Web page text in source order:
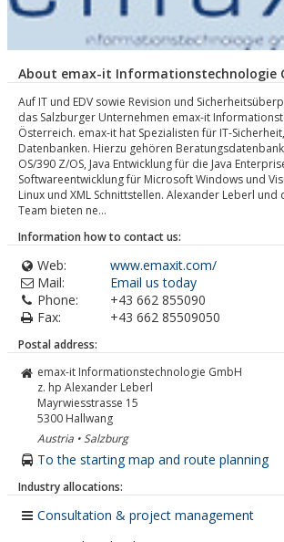
About emax-it Informationstechnologie
Auf IT und EDV sowie Revision und
das Salzburger Unternehmen emax-it
Österreich. emax-it hat Spezialisten für IT-
Datenbanken. Hierzu gehören
OS/390 Z/OS, Java Entwicklung für die Java
Softwareentwicklung für Microsoft Windows und
Linux und XML Schnittstellen. Alexander Leberl und
Team bieten ne...
Information how to contact us:
Web:
www.emaxit.com/
Mail:
Email us today
Phone:
+43 662 855090
Fax:
+43 662 85509050
Postal address:
emax-it Informationstechnologie GmbH
z. hp Alexander Leberl
Mayrwiesstrasse 15
5300 Hallwang
Austria • Salzburg
To the starting map and route planning
Industry allocations:
Consultation & project management